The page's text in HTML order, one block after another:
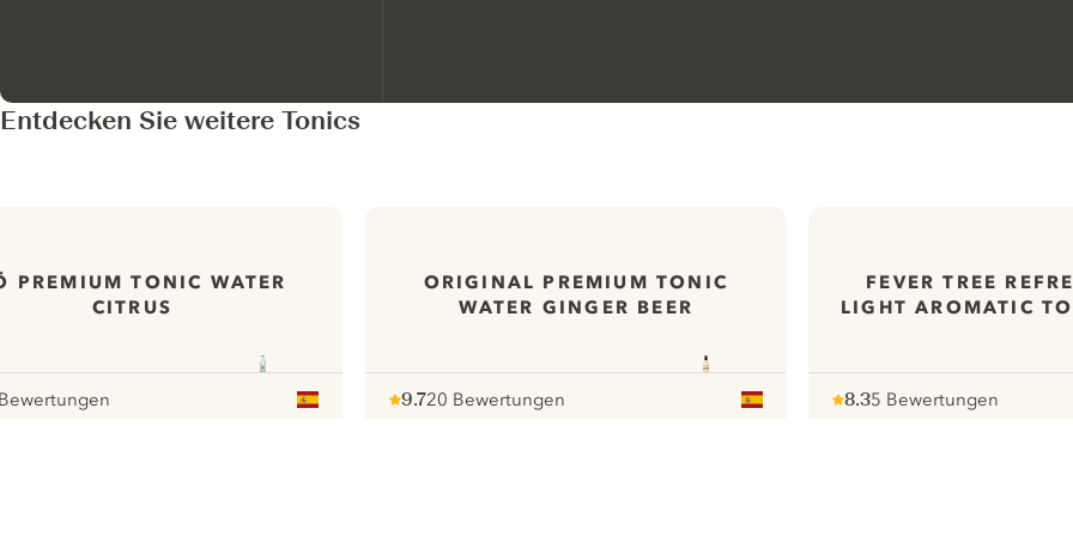
Entdecken Sie weitere Tonics
PREMIUM TONIC WATER
CITRUS
ORIGINAL PREMIUM TONIC
WATER GINGER BEER
9.720 Bewertungen
FEVER TREE
LIGHT AROMATIC
8.35 Bewertungen